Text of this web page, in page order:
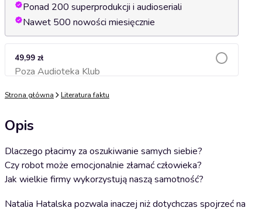
Ponad 200 superprodukcji i audioseriali
Nawet 500 nowości miesięcznie
49,99 zł
Poza Audioteka KlubDodaj do koszyka
Strona główna Literatura faktu
Opis
Dlaczego płacimy za oszukiwanie samych siebie?
Czy robot może emocjonalnie złamać człowieka?
Jak wielkie firmy wykorzystują naszą samotność?
Natalia Hatalska pozwala inaczej niż dotychczas spojrzeć na